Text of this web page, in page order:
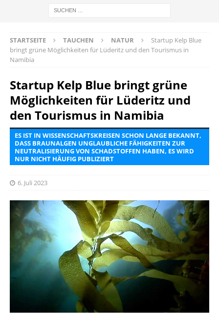
STARTSEITE TAUCHEN NATUR
Startup Kelp Blue
bringt grüne Möglichkeiten für Lüderitz und den Tourismus in
Namibia
Startup Kelp Blue bringt grüne
Möglichkeiten für Lüderitz und
den Tourismus in Namibia
ES IST IN WISSENSCHAFTSKREISEN SCHON LANGE BEKANNT,
DASS BRAUNALGEN UNGLAUBLICHE FÄHIGKEITEN ZUR
NEUTRALISIERUNG VON SCHADSTOFFEN HABEN, ES WIRD
NUR NICHT HÄUFIG PUBLIZIERT
6. Juli 2023